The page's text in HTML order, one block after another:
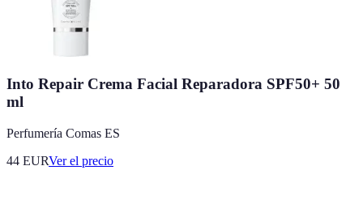
Into Repair Crema Facial Reparadora SPF50+ 50
ml
Perfumería Comas ES
44 EURVer el precio